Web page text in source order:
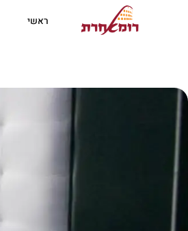
ראשי